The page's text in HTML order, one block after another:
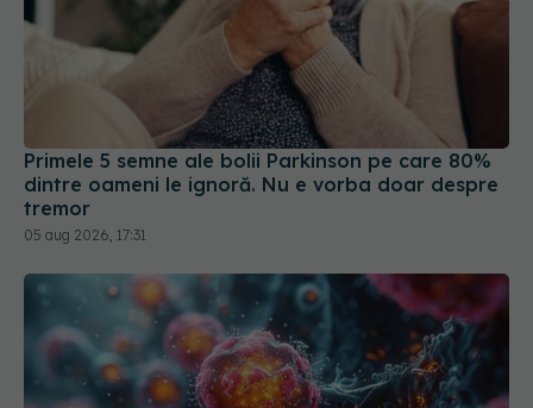
Primele 5 semne ale bolii Parkinson pe care 80%
dintre oameni le ignoră. Nu e vorba doar despre
05 aug 2026, 17:31